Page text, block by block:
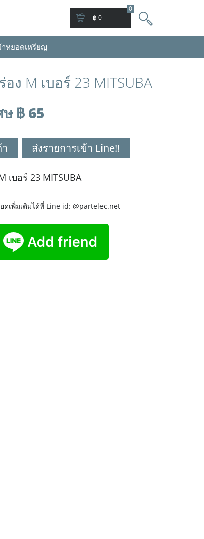
าหยอดเหรียญ
0
฿ 0
ง M เบอร์ 23 MITSUBA
฿ 65
ส่งรายการเข้า Line!!
เบอร์ 23 MITSUBA
ดเพิ่มเติมได้ที่ Line id: @partelec.net